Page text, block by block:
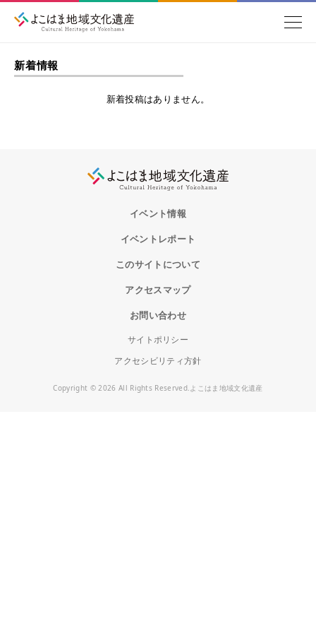
新着情報
新着投稿はありません。
イベント情報
イベントレポート
このサイトについて
アクセスマップ
お問い合わせ
サイトポリシー
アクセシビリティ方針
Copyright © 2026 All Rights Reserved.よこはま地域文化遺産